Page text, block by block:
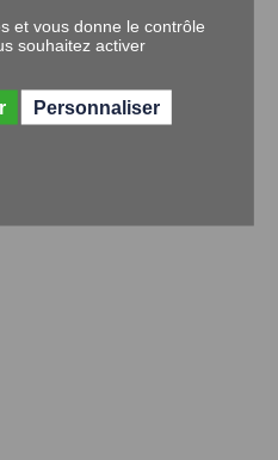
et vous donne le contrôle
souhaitez activer
Personnaliser